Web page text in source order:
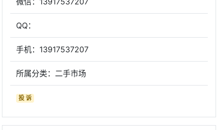
QQ：
手机：13917537207
所属分类：二手市场
投 诉